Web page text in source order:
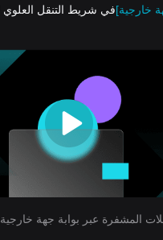
خارجية]
المشفرة عبر بوابة جهة خارجية